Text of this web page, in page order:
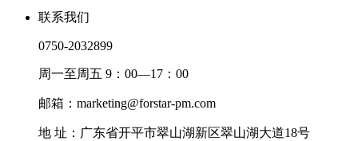
联系我们
0750-2032899
周一至周五 9：00—17：00
邮箱：marketing@forstar-pm.com
地 址：广东省开平市翠山湖新区翠山湖大道18号